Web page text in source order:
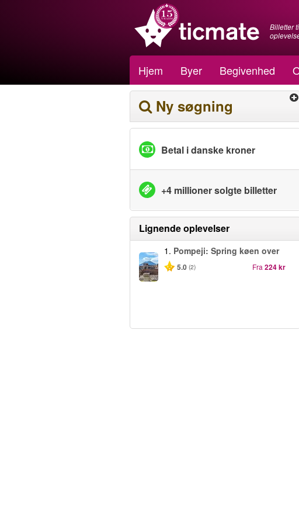
Billetter
Hjem Byer Begivenhed
Ny søgning
Betal i danske kroner
+4 millioner solgte billetter
Lignende oplevelser
1. Pompeji: Spring køen over
5.0 (2) Fra 224 kr